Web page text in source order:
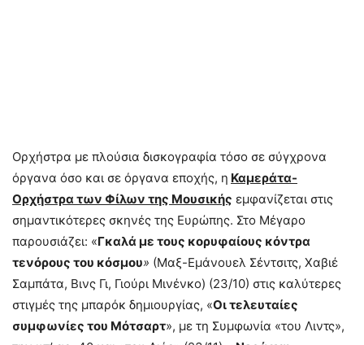
Ορχήστρα με πλούσια δισκογραφία τόσο σε σύγχρονα
όργανα όσο και σε όργανα εποχής, η Καμεράτα-
Ορχήστρα των Φίλων της Μουσικής εμφανίζεται στις
σημαντικότερες σκηνές της Ευρώπης. Στο Μέγαρο
παρουσιάζει: «Γκαλά με τους κορυφαίους κόντρα
τενόρους του κόσμου» (Μαξ-Εμάνουελ Σέντσιτς, Χαβιέ
Σαμπάτα, Βινς Γι, Γιούρι Μινένκο) (23/10) στις καλύτερες
στιγμές της μπαρόκ δημιουργίας, «Οι τελευταίες
συμφωνίες του Μότσαρτ», με τη Συμφωνία «του Λιντς»,